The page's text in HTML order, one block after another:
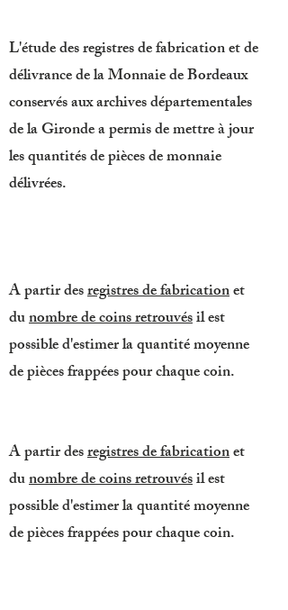
L'étude des registres de fabrication et de
délivrance de la Monnaie de Bordeaux
conservés aux archives départementales
de la Gironde a permis de mettre à jour
les quantités de pièces de monnaie
délivrées.
A partir desregistres de fabricationet
dunombre de coins retrouvésil est
possible d'estimer la quantité moyenne
de pièces frappées pour chaque coin.
A partir desregistres de fabricationet
dunombre de coins retrouvésil est
possible d'estimer la quantité moyenne
de pièces frappées pour chaque coin.